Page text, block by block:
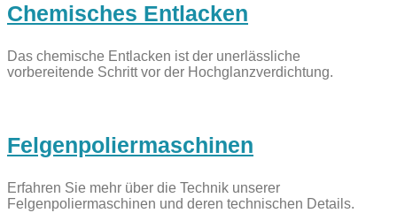
Chemisches Entlacken
Das chemische Entlacken ist der unerlässliche
vorbereitende Schritt vor der Hochglanzverdichtung.
Felgenpoliermaschinen
Erfahren Sie mehr über die Technik unserer
Felgenpoliermaschinen und deren technischen Details.